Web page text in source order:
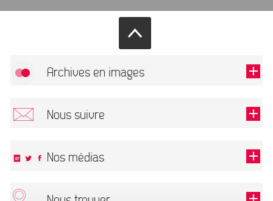
Archives en images
Nous suivre
Nos médias